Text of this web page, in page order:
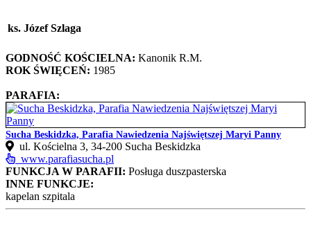
ks. Józef Szlaga
GODNOŚĆ KOŚCIELNA: Kanonik R.M.
ROK ŚWIĘCEŃ: 1985
PARAFIA:
Sucha Beskidzka, Parafia Nawiedzenia Najświętszej Maryi Panny
ul. Kościelna 3, 34-200 Sucha Beskidzka
www.parafiasucha.pl
FUNKCJA W PARAFII: Posługa duszpasterska
INNE FUNKCJE:
kapelan szpitala